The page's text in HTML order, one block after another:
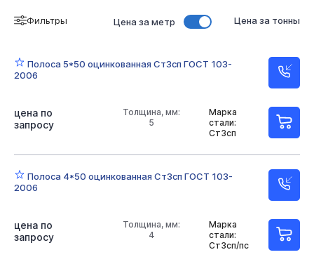
Фильтры Цена за метр Цена за тонны
Полоса 5*50 оцинкованная Ст3сп ГОСТ 103-
2006
Марка
стали:
Ст3сп
Толщина, мм:
5
цена по
запросу
Полоса 4*50 оцинкованная Ст3сп ГОСТ 103-
2006
Марка
стали:
Ст3сп/пс
Толщина, мм:
4
цена по
запросу